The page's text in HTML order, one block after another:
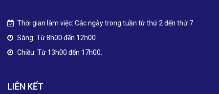
Thời gian làm việc: Các ngày trong tuần từ thứ 2 đến thứ 7
Sáng: Từ 8h00 đến 12h00
Chiều: Từ 13h00 đến 17h00.
LIÊN KẾT